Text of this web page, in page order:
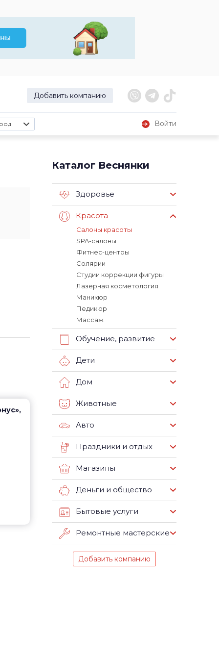
Добавить компанию
Войти
Каталог Веснянки
Здоровье
Красота
Салоны красоты
SPA-салоны
Фитнес-центры
Солярии
Студии коррекции фигуры
Лазерная косметология
Маникюр
Педикюр
Массаж
Обучение, развитие
Дети
Дом
Животные
Авто
Праздники и отдых
Магазины
Деньги и общество
Бытовые услуги
Ремонтные мастерские
Добавить компанию